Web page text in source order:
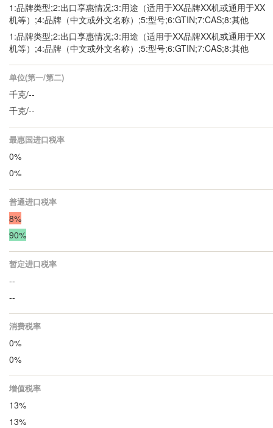
1:品牌类型;2:出口享惠情况;3:用途（适用于XX品牌XX机或通用于XX
机等）;4:品牌（中文或外文名称）;5:型号;6:GTIN;7:CAS;8:其他
1:品牌类型;2:出口享惠情况;3:用途（适用于XX品牌XX机或通用于XX
机等）;4:品牌（中文或外文名称）;5:型号;6:GTIN;7:CAS;8:其他
单位(第一/第二)
千克/--
千克/--
最惠国进口税率
0%
0%
普通进口税率
8%
90%
暂定进口税率
--
--
消费税率
0%
0%
增值税率
13%
13%